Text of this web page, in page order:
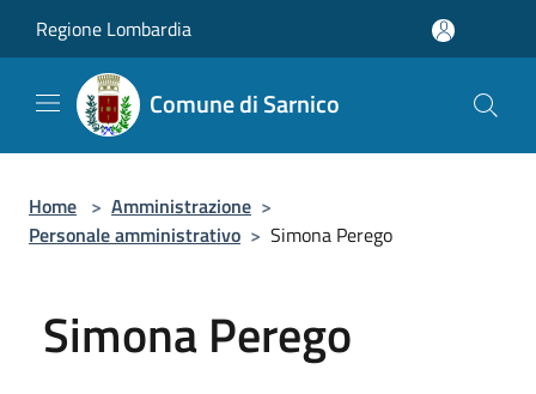
Regione Lombardia
Comune di Sarnico
Home > Amministrazione >
Personale amministrativo > Simona Perego
Simona Perego